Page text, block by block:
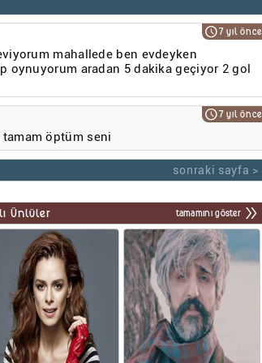
schedule7 yıl önce
mahallede ben evdeyken
oynuyorum aradan 5 dakika geçiyor 2 gol
schedule7 yıl önce
tamam öptüm seni
sonraki sayfa >
Ünlüler tamamını göster double_arrow